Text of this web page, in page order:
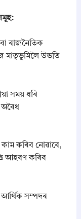
ৰাজনৈতিক
মাতৃভূমিলৈ উভতি
সময় ধৰি
অবৈধ
কৰিব নোৱাৰে,
আহৰণ কৰিব
সম্পদৰ